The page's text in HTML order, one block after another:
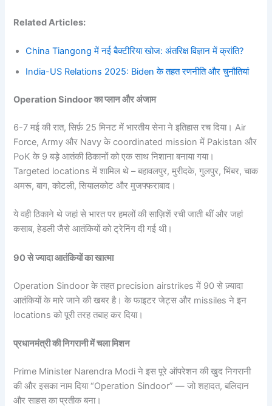
Related Articles:
China Tiangong में नई बैक्टीरिया खोज: अंतरिक्ष विज्ञान में क्रांति?
India-US Relations 2025: Biden के तहत रणनीति और चुनौतियां
Operation Sindoor का प्लान और अंजाम
6-7 मई की रात, सिर्फ़ 25 मिनट में भारतीय सेना ने इतिहास रच दिया। Air
Force, Army और Navy के coordinated mission में Pakistan और
PoK के 9 बड़े आतंकी ठिकानों को एक साथ निशाना बनाया गया।
Targeted locations में शामिल थे – बहावलपुर, मुरीदके, गुलपुर, भिंबर, चाक
अमरू, बाग, कोटली, सियालकोट और मुजफ्फराबाद।
ये वही ठिकाने थे जहां से भारत पर हमलों की साज़िशें रची जाती थीं और जहां
कसाब, हेडली जैसे आतंकियों को ट्रेनिंग दी गई थी।
90 से ज्यादा आतंकियों का खात्मा
Operation Sindoor के तहत precision airstrikes में 90 से ज़्यादा
आतंकियों के मारे जाने की खबर है। के फाइटर जेट्स और missiles ने इन
locations को पूरी तरह तबाह कर दिया।
प्रधानमंत्री की निगरानी में चला मिशन
Prime Minister Narendra Modi ने इस पूरे ऑपरेशन की खुद निगरानी
की और इसका नाम दिया “Operation Sindoor” — जो शहादत, बलिदान
और साहस का प्रतीक बना।